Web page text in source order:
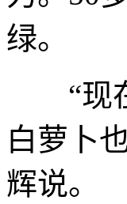
绿。
“现在
白萝卜
辉说。